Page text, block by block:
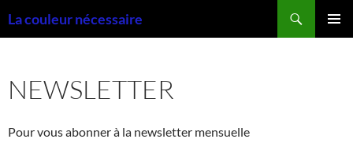
auLa couleur nécessaire
NEWSLETTER
Pour vous abonner à la newsletter mensuelle